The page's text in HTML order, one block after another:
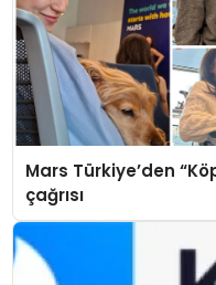
Mars Türkiye’den
çağrısı